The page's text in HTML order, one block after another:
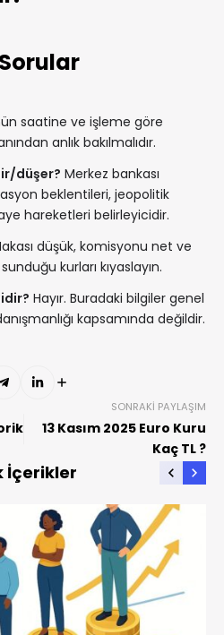
saatine ve işleme göre
anlık bakılmalıdır.
düşer? Merkez bankası
beklentileri, jeopolitik
hareketleri belirleyicidir.
düşük, komisyonu net ve
kurları kıyaslayın.
Hayır. Buradaki bilgiler genel
kapsamında değildir.
SONRAKI PAYLAŞIM
13 Kasım 2025 Euro Kuru
Kaç TL ?
İçerikler